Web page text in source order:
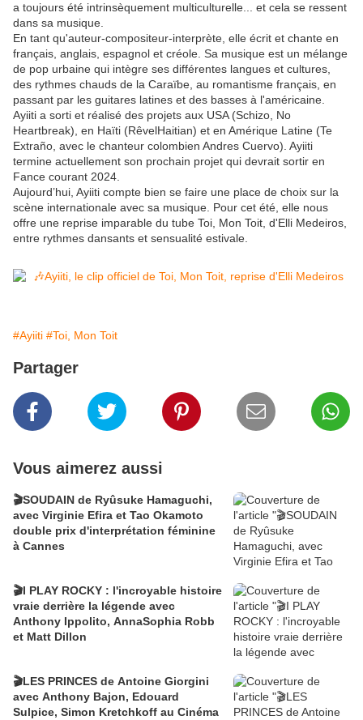
a toujours été intrinsèquement multiculturelle... et cela se ressent
dans sa musique.
En tant qu'auteur-compositeur-interprète, elle écrit et chante en
français, anglais, espagnol et créole. Sa musique est un mélange
de pop urbaine qui intègre ses différentes langues et cultures,
des rythmes chauds de la Caraïbe, au romantisme français, en
passant par les guitares latines et des basses à l'américaine.
Ayiiti a sorti et réalisé des projets aux USA (Schizo, No
Heartbreak), en Haïti (RêvelHaitian) et en Amérique Latine (Te
Extraño, avec le chanteur colombien Andres Cuervo). Ayiiti
termine actuellement son prochain projet qui devrait sortir en
Fance courant 2024.
Aujourd’hui, Ayiiti compte bien se faire une place de choix sur la
scène internationale avec sa musique. Pour cet été, elle nous
offre une reprise imparable du tube Toi, Mon Toit, d'Elli Medeiros,
entre rythmes dansants et sensualité estivale.
#Ayiiti #Toi, Mon Toit
Partager
Vous aimerez aussi
🎬SOUDAIN de Ryûsuke Hamaguchi,
avec Virginie Efira et Tao Okamoto
double prix d'interprétation féminine
à Cannes
🎬I PLAY ROCKY : l'incroyable histoire
vraie derrière la légende avec
Anthony Ippolito, AnnaSophia Robb
et Matt Dillon
🎬LES PRINCES de Antoine Giorgini
avec Anthony Bajon, Edouard
Sulpice, Simon Kretchkoff au Cinéma